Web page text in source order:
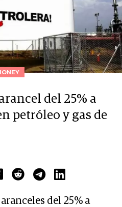
del 25% a
petróleo y gas de
del 25% a